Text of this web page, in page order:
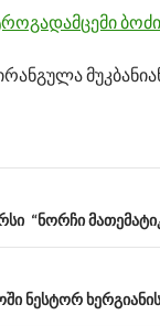
“ნორჩი
ნესტორ